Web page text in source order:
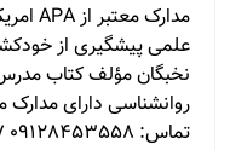
علمی پیشگیری از
نخبگان مؤلف کتاب
روانشناسی دارای
تماس: 09128453558 09306427007